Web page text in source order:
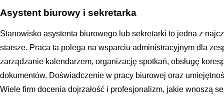
Asystent biurowy i sekretarka
Stanowisko asystenta biurowego lub sekretarki to jedna z
starsze. Praca ta polega na wsparciu administracyjnym dla
zarządzanie kalendarzem, organizację spotkań, obsługę
dokumentów. Doświadczenie w pracy biurowej oraz
Wiele firm docenia dojrzałość i profesjonalizm, jakie wnoszą